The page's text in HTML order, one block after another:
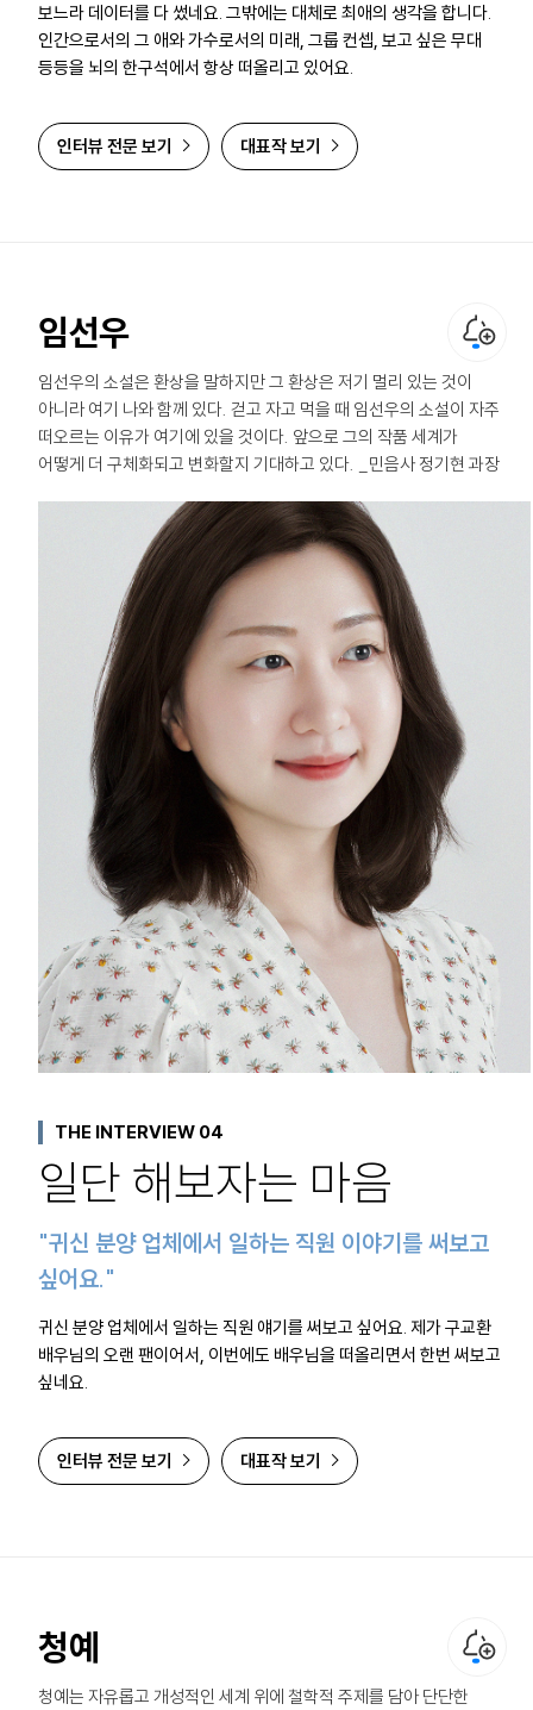
보느라 데이터를 다 썼네요. 그밖에는 대체로 최애의 생각을 합니다.
인간으로서의 그 애와 가수로서의 미래, 그룹 컨셉, 보고 싶은 무대
등등을 뇌의 한구석에서 항상 떠올리고 있어요.
인터뷰 전문 보기 대표작 보기
임선우
임선우의 소설은 환상을 말하지만 그 환상은 저기 멀리 있는 것이
아니라 여기 나와 함께 있다. 걷고 자고 먹을 때 임선우의 소설이 자주
떠오르는 이유가 여기에 있을 것이다. 앞으로 그의 작품 세계가
어떻게 더 구체화되고 변화할지 기대하고 있다. _민음사 정기현 과장
THE INTERVIEW 04
일단 해보자는 마음
"귀신 분양 업체에서 일하는 직원 이야기를 써보고
싶어요."
귀신 분양 업체에서 일하는 직원 얘기를 써보고 싶어요. 제가 구교환
배우님의 오랜 팬이어서, 이번에도 배우님을 떠올리면서 한번 써보고
싶네요.
인터뷰 전문 보기 대표작 보기
청예
청예는 자유롭고 개성적인 세계 위에 철학적 주제를 담아 단단한